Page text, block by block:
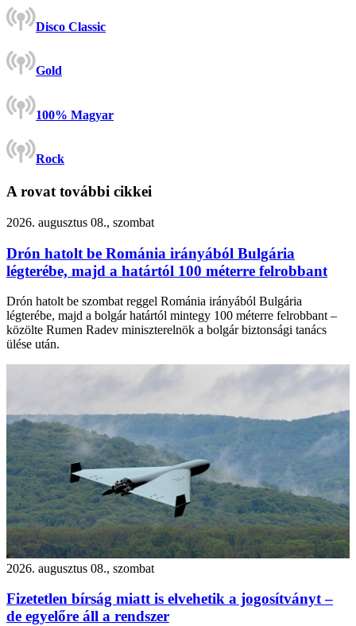
Disco Classic
Gold
100% Magyar
Rock
A rovat további cikkei
2026. augusztus 08., szombat
Drón hatolt be Románia irányából Bulgária
légterébe, majd a határtól 100 méterre felrobbant
Drón hatolt be szombat reggel Románia irányából Bulgária
légterébe, majd a bolgár határtól mintegy 100 méterre felrobbant –
közölte Rumen Radev miniszterelnök a bolgár biztonsági tanács
ülése után.
2026. augusztus 08., szombat
Fizetetlen bírság miatt is elvehetik a jogosítványt –
de egyelőre áll a rendszer